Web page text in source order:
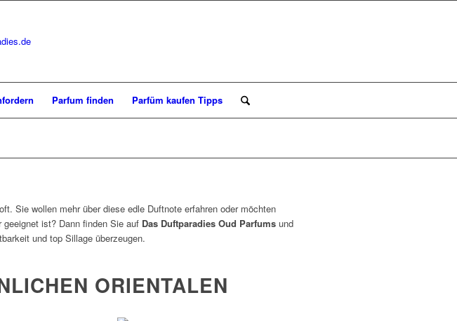
Parfum finden Parfüm kaufen Tipps
Sie wollen mehr über diese edle Duftnote erfahren oder möchten
ist? Dann finden Sie auf Das Duftparadies Oud Parfums und
und top Sillage überzeugen.
ORIENTALEN